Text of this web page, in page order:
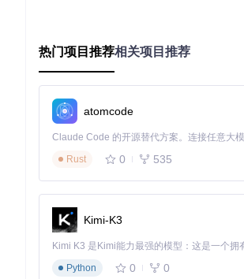
数据准备与预处理
数据采集与清洗：整合材料实验数据
特征工程：使用
模型选择与训练
基线模型建立：以线性回归作为基准
模型复杂度提升：对非线性数据采用
结果分析与可视化
特征重要性分析：通过决策树模型识
误差分布可视化
图2：材料性能预测的完整工作流程示意
热门项目推荐相关项目推荐
atomcode
Rust
0 535
Kimi-K3
Python
0 0